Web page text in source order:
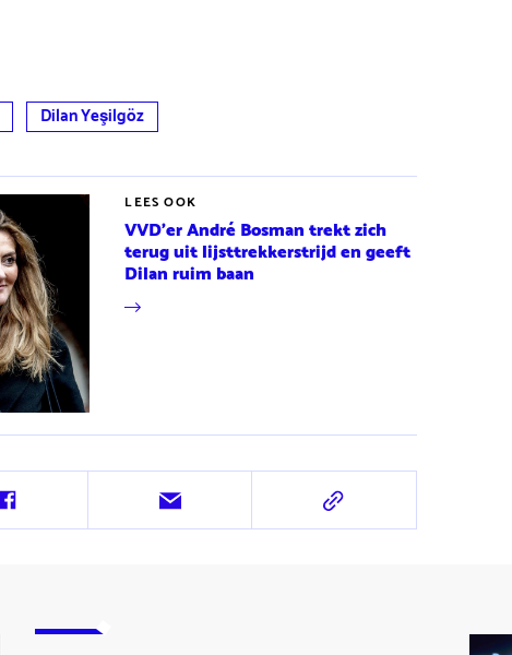
Dilan Yeşilgöz
LEES OOK
VVD'er André Bosman trekt zich
terug uit lijsttrekkerstrijd en geeft
Dilan ruim baan
Deel
Deel
Deel